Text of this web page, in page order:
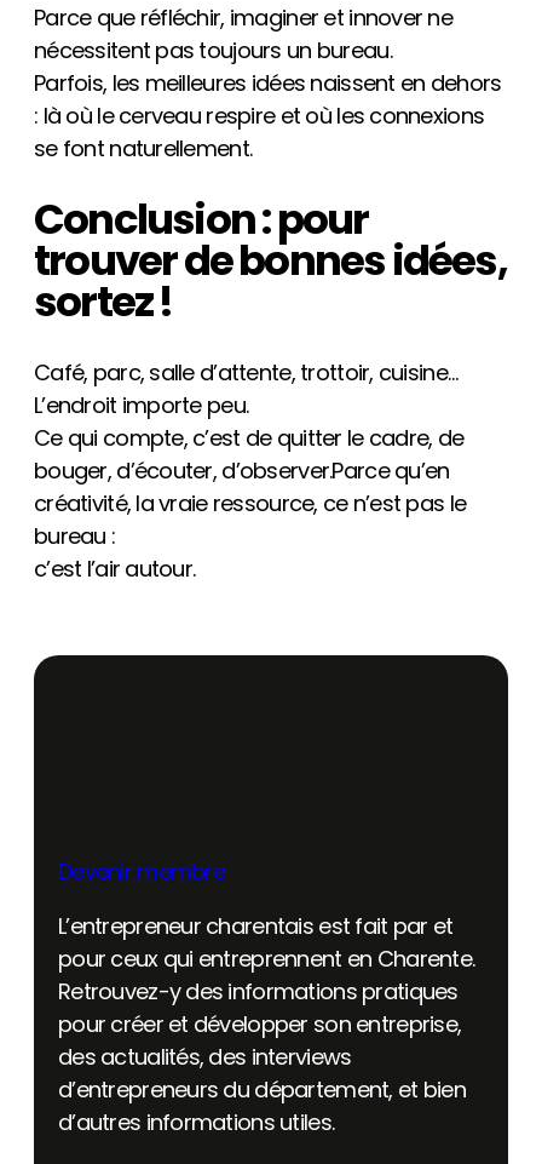
Parce que réfléchir, imaginer et innover ne
nécessitent pas toujours un bureau.
Parfois, les meilleures idées naissent en dehors
: là où le cerveau respire et où les connexions
se font naturellement.
Conclusion : pour
trouver de bonnes idées,
sortez !
Café, parc, salle d’attente, trottoir, cuisine…
L’endroit importe peu.
Ce qui compte, c’est de quitter le cadre, de
bouger, d’écouter, d’observer.Parce qu’en
créativité, la vraie ressource, ce n’est pas le
bureau :
c’est l’air autour.
Devenir membre
L’entrepreneur charentais est fait par et
pour ceux qui entreprennent en Charente.
Retrouvez-y des informations pratiques
pour créer et développer son entreprise,
des actualités, des interviews
d’entrepreneurs du département, et bien
d’autres informations utiles.